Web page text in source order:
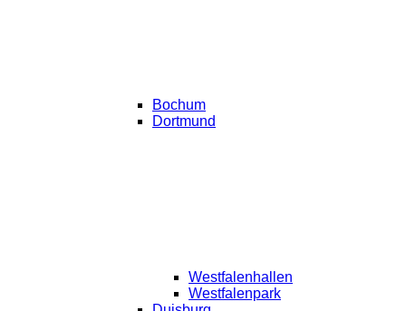
Bochum
Dortmund
Westfalenhallen
Westfalenpark